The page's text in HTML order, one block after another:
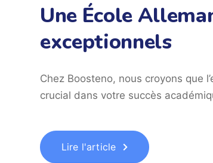
Une École
exceptionnels
Chez Boosteno, nous croyons que
crucial dans votre succès
Lire l'article